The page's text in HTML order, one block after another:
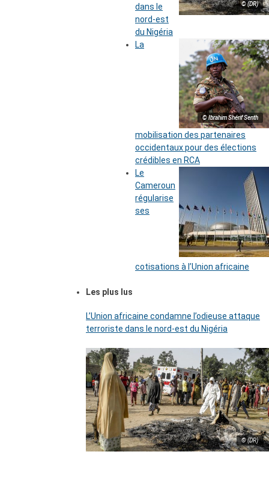
© (DR)
dans le
nord-est
du Nigéria
© Ibrahim Shérif Senth
La
mobilisation des partenaires
occidentaux pour des élections
crédibles en RCA
Le
Cameroun
régularise
ses
cotisations à l’Union africaine
Les plus lus
L’Union africaine condamne l’odieuse attaque
terroriste dans le nord-est du Nigéria
© (DR)